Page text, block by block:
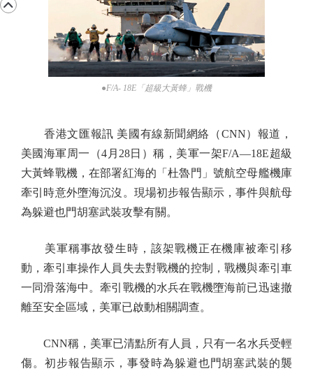
●F/A- 18E「超級大黃蜂」戰機
香港文匯報訊 美國有線新聞網絡（CNN）報道，
美國海軍周一（4月28日）稱，美軍一架F/A—18E超級
大黃蜂戰機，在部署紅海的「杜魯門」號航空母艦機庫
牽引時意外墮海沉沒。現場初步報告顯示，事件與航母
為躲避也門胡塞武裝攻擊有關。
美軍稱事故發生時，該架戰機正在機庫被牽引移
動，牽引車操作人員失去對戰機的控制，戰機與牽引車
一同滑落海中。牽引戰機的水兵在戰機墮海前已迅速撤
離至安全區域，美軍已啟動相關調查。
CNN稱，美軍已清點所有人員，只有一名水兵受輕
傷。初步報告顯示，事發時為躲避也門胡塞武裝的襲